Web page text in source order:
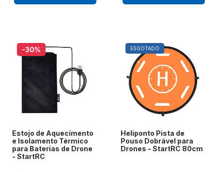
-30%
Estojo de Aquecimento
e Isolamento Térmico
para Baterias de Drone
- StartRC
ESGOTADO
Heliponto Pista de
Pouso Dobrável para
Drones - StartRC 80cm